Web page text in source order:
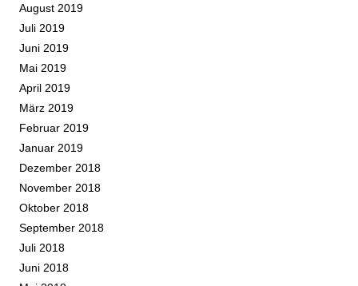
August 2019
Juli 2019
Juni 2019
Mai 2019
April 2019
März 2019
Februar 2019
Januar 2019
Dezember 2018
November 2018
Oktober 2018
September 2018
Juli 2018
Juni 2018